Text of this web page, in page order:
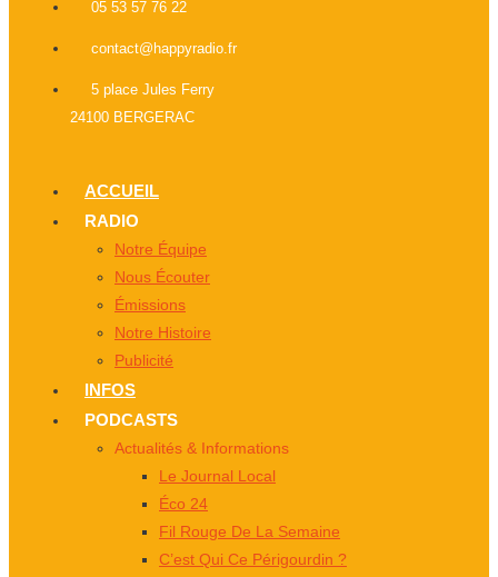
05 53 57 76 22
contact@happyradio.fr
5 place Jules Ferry
24100 BERGERAC
ACCUEIL
RADIO
Notre Équipe
Nous Écouter
Émissions
Notre Histoire
Publicité
INFOS
PODCASTS
Actualités & Informations
Le Journal Local
Éco 24
Fil Rouge De La Semaine
C’est Qui Ce Périgourdin ?